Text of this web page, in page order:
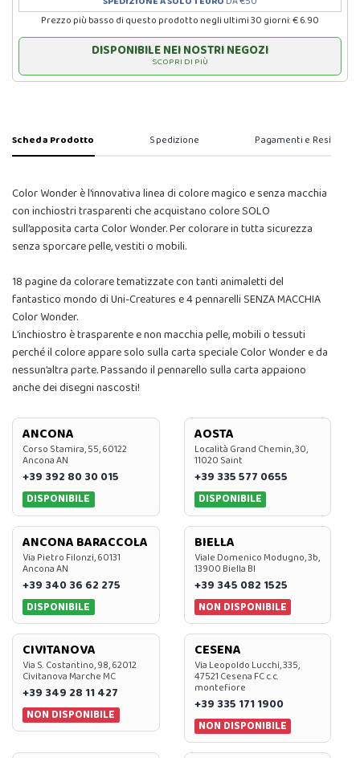
Prezzo più basso di questo prodotto negli ultimi 30 giorni: € 6.90
DISPONIBILE NEI NOSTRI NEGOZI
SCOPRI DI PIÙ
Scheda Prodotto Spedizione Pagamenti e Resi
Color Wonder è l'innovativa linea di colore magico e senza macchia
con inchiostri trasparenti che acquistano colore SOLO
sull’apposita carta Color Wonder. Per colorare in tutta sicurezza
senza sporcare pelle, vestiti o mobili.
18 pagine da colorare tematizzate con tanti animaletti del
fantastico mondo di Uni-Creatures e 4 pennarelli SENZA MACCHIA
Color Wonder.
L’inchiostro è trasparente e non macchia pelle, mobili o tessuti
perché il colore appare solo sulla carta speciale Color Wonder e da
nessun’altra parte. Passando il pennarello sulla carta appaiono
anche dei disegni nascosti!
ANCONA
Corso Stamira, 55, 60122
Ancona AN
+39 392 80 30 015
DISPONIBILE
AOSTA
Località Grand Chemin, 30,
11020 Saint
+39 335 577 0655
DISPONIBILE
ANCONA BARACCOLA
Via Pietro Filonzi, 60131
Ancona AN
+39 340 36 62 275
DISPONIBILE
BIELLA
Viale Domenico Modugno, 3b,
13900 Biella BI
+39 345 082 1525
NON DISPONIBILE
CIVITANOVA
Via S. Costantino, 98, 62012
Civitanova Marche MC
+39 349 28 11 427
NON DISPONIBILE
CESENA
Via Leopoldo Lucchi, 335,
47521 Cesena FC c.c.
montefiore
+39 335 171 1900
NON DISPONIBILE